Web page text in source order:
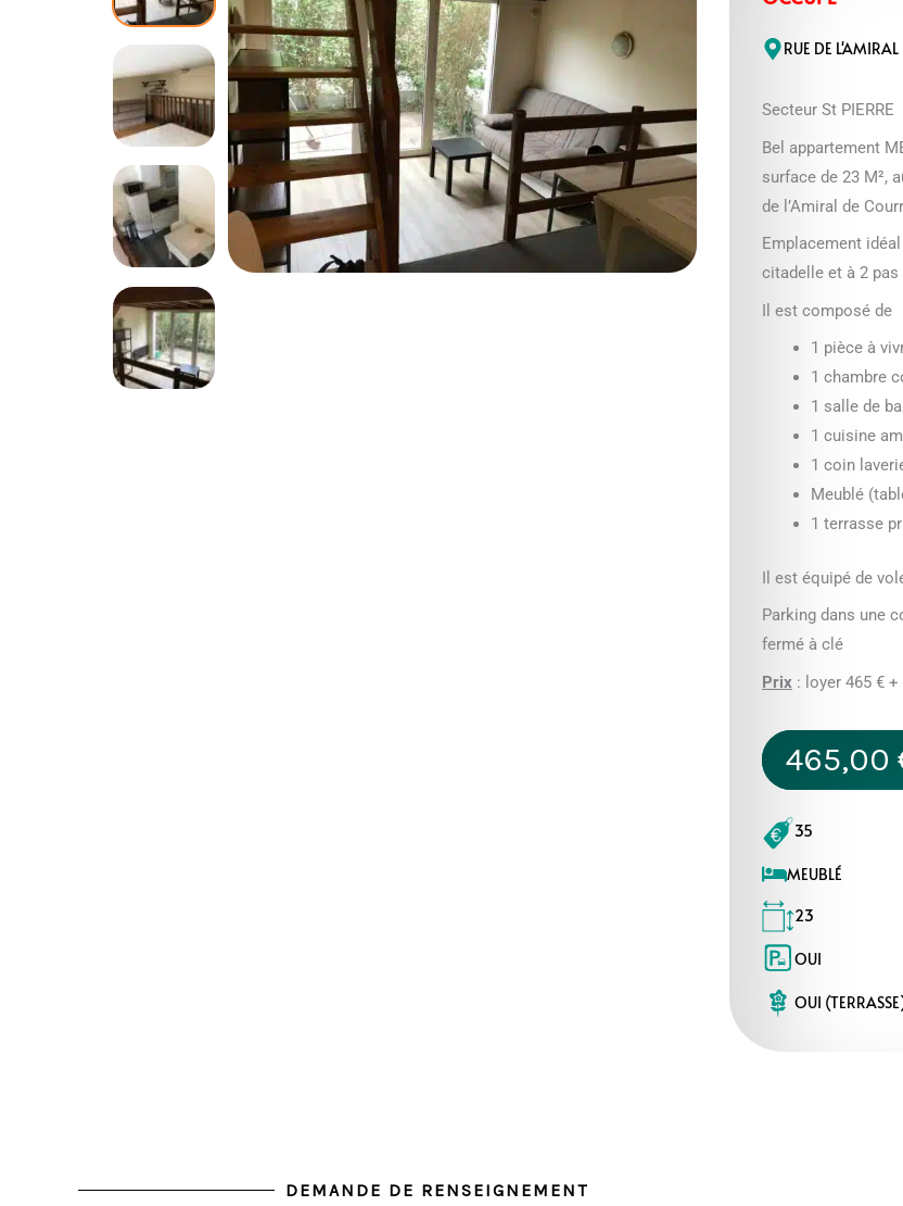
RUE DE
Secteur St PIERRE
Bel appartement
surface de 23 M²,
de l’Amiral de
Emplacement
citadelle et à 2
Il est composé de
1 pièce à
1 chambre
1 salle de
1 cuisine
1 coin
Meublé
1 terrasse
Il est équipé de
Parking dans une
fermé à clé
Prix : loyer 465 €
465,00
35
MEUBLÉ
23
OUI
OUI
DEMANDE DE RENSEIGNEMENT